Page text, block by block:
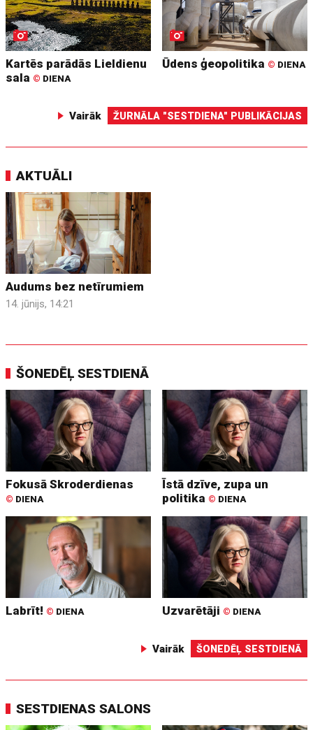
Kartēs parādās Lieldienu
sala © DIENA
Ūdens ģeopolitika © DIENA
Vairāk ŽURNĀLA "SESTDIENA" PUBLIKĀCIJAS
AKTUĀLI
Audums bez netīrumiem
14. jūnijs, 14:21
ŠONEDĒĻ SESTDIENĀ
Fokusā Skroderdienas
© DIENA
Īstā dzīve, zupa un
politika © DIENA
Labrīt! © DIENA Uzvarētāji © DIENA
Vairāk ŠONEDĒĻ SESTDIENĀ
SESTDIENAS SALONS